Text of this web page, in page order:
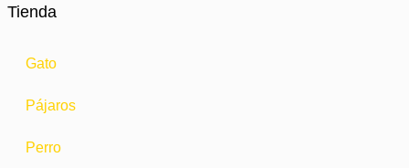
Tienda
Gato
Pájaros
Perro